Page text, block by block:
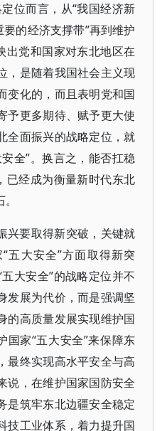
位而言，从“我国经济新
的经济支撑带”再到维护
出党和国家对东北地区在
，是随着我国社会主义现
变化的，而且表明党和国
予更多期待、赋予更大使
全面振兴的战略定位，就
全”。换言之，能否扛稳
已经成为衡量新时代东北
兴要取得新突破，关键就
五大安全”方面取得新突
大安全”的战略定位并不
发展为代价，而是强调坚
的高质量发展实现维护国
国家“五大安全”来保障东
最终实现高水平安全与高
说，在维护国家国防安全
是筑牢东北边疆安全稳定
技工业体系，着力提升国